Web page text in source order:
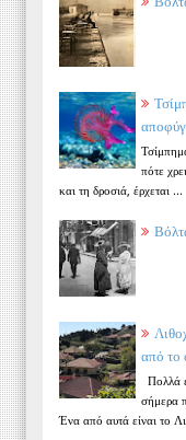
πότε
και τη δροσιά, έρχεται ...
από το
Πολλά
σήμερα
Ένα από αυτά είναι το